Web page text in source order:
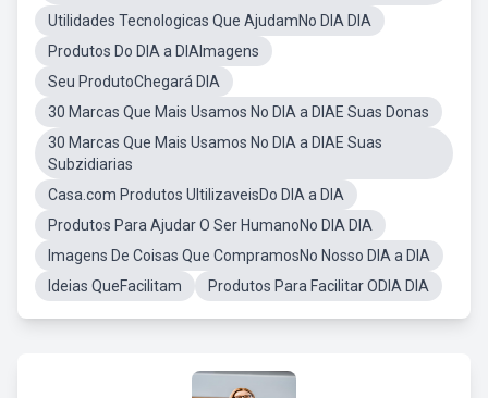
Utilidades Tecnologicas Que AjudamNo DIA DIA
Produtos Do DIA a DIAImagens
Seu ProdutoChegará DIA
30 Marcas Que Mais Usamos No DIA a DIAE Suas Donas
30 Marcas Que Mais Usamos No DIA a DIAE Suas
Subzidiarias
Casa.com Produtos UltilizaveisDo DIA a DIA
Produtos Para Ajudar O Ser HumanoNo DIA DIA
Imagens De Coisas Que CompramosNo Nosso DIA a DIA
Ideias QueFacilitam
Produtos Para Facilitar ODIA DIA